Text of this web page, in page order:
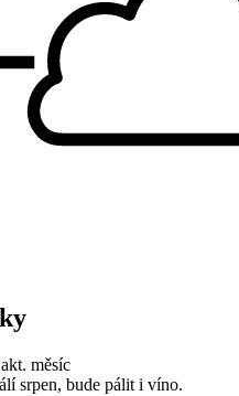
měsíc
srpen, bude pálit i víno.